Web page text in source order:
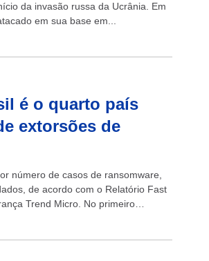
da invasão russa da Ucrânia. Em
em sua base em...
é o quarto país
extorsões de
número de casos de ransomware,
de acordo com o Relatório Fast
Trend Micro. No primeiro